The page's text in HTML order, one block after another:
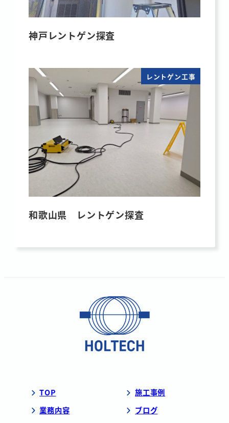
神戸レントゲン探査
レントゲン工事
和歌山県 レントゲン探査
TOP
業務内容
施工事例
ブログ